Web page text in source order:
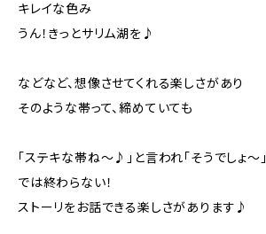
キレイな色み
うん！きっとサリム湖を♪
などなど、想像させてくれる楽しさがあり
そのような帯って、締めていても
「ステキな帯ね～♪」と言われ「そうでしょ～」
では終わらない！
ストーリをお話できる楽しさがあります♪